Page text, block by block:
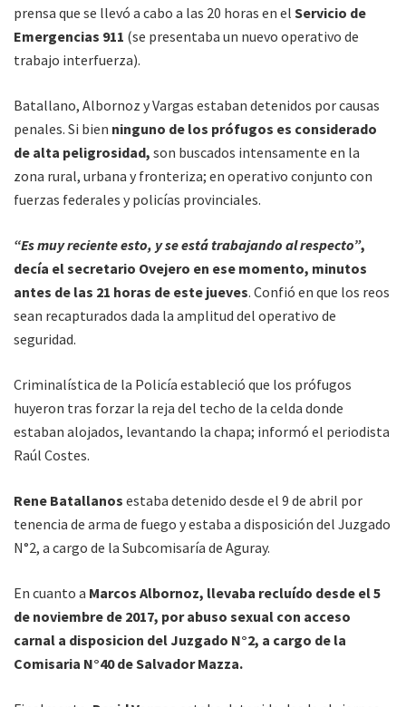
prensa que se llevó a cabo a las 20 horas en el Servicio de
Emergencias 911 (se presentaba un nuevo operativo de
trabajo interfuerza).
Batallano, Albornoz y Vargas estaban detenidos por causas
penales. Si bien ninguno de los prófugos es considerado
de alta peligrosidad, son buscados intensamente en la
zona rural, urbana y fronteriza; en operativo conjunto con
fuerzas federales y policías provinciales.
“Es muy reciente esto, y se está trabajando al respecto”,
decía el secretario Ovejero en ese momento, minutos
antes de las 21 horas de este jueves. Confió en que los reos
sean recapturados dada la amplitud del operativo de
seguridad.
Criminalística de la Policía estableció que los prófugos
huyeron tras forzar la reja del techo de la celda donde
estaban alojados, levantando la chapa; informó el periodista
Raúl Costes.
Rene Batallanos estaba detenido desde el 9 de abril por
tenencia de arma de fuego y estaba a disposición del Juzgado
N°2, a cargo de la Subcomisaría de Aguray.
En cuanto a Marcos Albornoz, llevaba recluído desde el 5
de noviembre de 2017, por abuso sexual con acceso
carnal a disposicion del Juzgado N°2, a cargo de la
Comisaria N°40 de Salvador Mazza.